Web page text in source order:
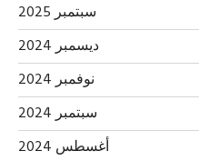
سبتمبر 2025
ديسمبر 2024
نوفمبر 2024
سبتمبر 2024
أغسطس 2024